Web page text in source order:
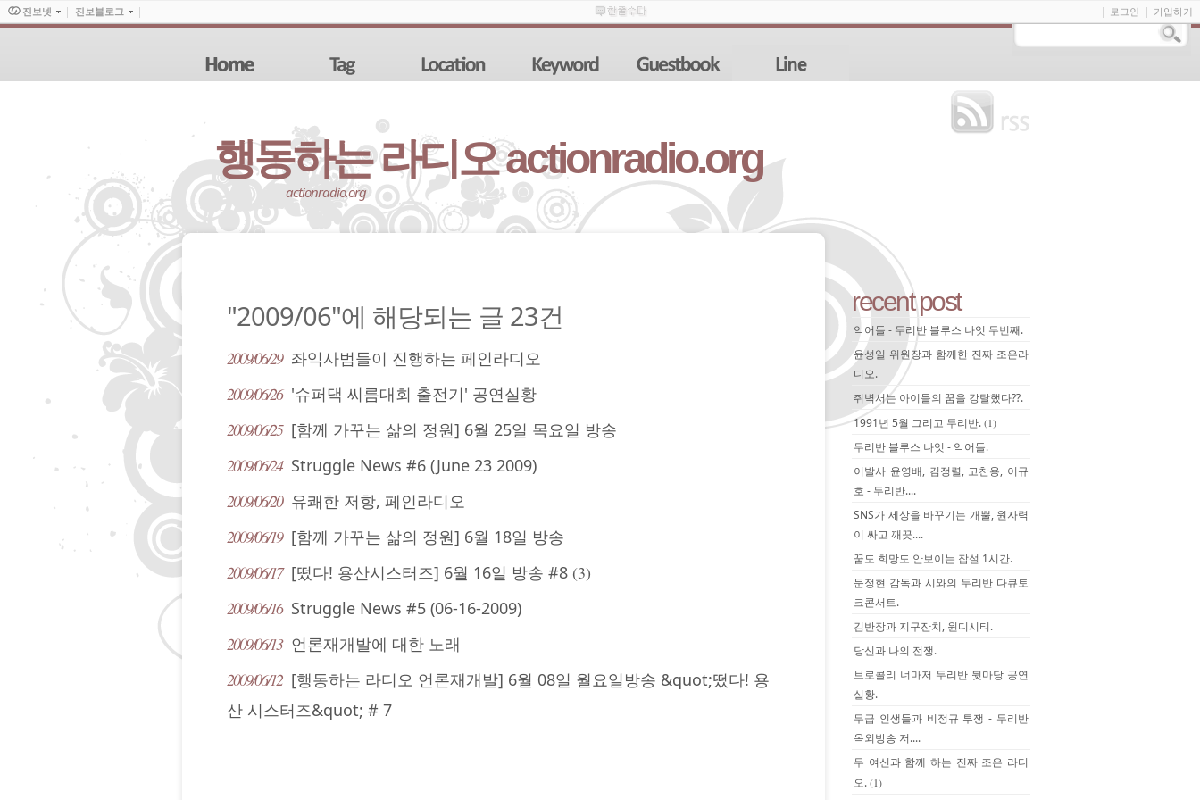
행동하는 라디오 actionradio.org
actionradio.org
"2009/06"에 해당되는 글 23건
2009/06/29 좌익사범들이 진행하는 페인라디오
2009/06/26 '슈퍼댁 씨름대회 출전기' 공연실황
2009/06/25 [함께 가꾸는 삶의 정원] 6월 25일 목요일 방송
2009/06/24 Struggle News #6 (June 23 2009)
2009/06/20 유쾌한 저항, 페인라디오
2009/06/19 [함께 가꾸는 삶의 정원] 6월 18일 방송
2009/06/17 [떴다! 용산시스터즈] 6월 16일 방송 #8 (3)
2009/06/16 Struggle News #5 (06-16-2009)
2009/06/13 언론재개발에 대한 노래
2009/06/12 [행동하는 라디오 언론재개발] 6월 08일 월요일방송 &quot;떴다! 용
산 시스터즈&quot; # 7
recent post
악어들 - 두리반 블루스 나잇 두번째.
윤성일 위원장과 함께한 진짜 조은라
디오.
쥐벽서는 아이들의 꿈을 강탈했다??.
1991년 5월 그리고 두리반.(1)
두리반 블루스 나잇 - 악어들.
이발사 윤영배, 김정렬, 고찬용, 이규
호 - 두리반....
SNS가 세상을 바꾸기는 개뿔, 원자력
이 싸고 깨끗....
꿈도 희망도 안보이는 잡설 1시간.
문정현 감독과 시와의 두리반 다큐토
크콘서트.
김반장과 지구잔치, 윈디시티.
당신과 나의 전쟁.
브로콜리 너마저 두리반 뒷마당 공연
실황.
무급 인생들과 비정규 투쟁 - 두리반
옥외방송 저....
두 여신과 함께 하는 진짜 조은 라디
오.(1)
진보넷 진보블로그 로그인 가입하기